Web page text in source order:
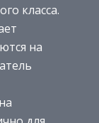
класса.
на